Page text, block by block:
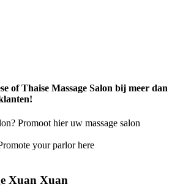
of Thaise Massage Salon bij meer dan
Promoot hier uw massage salon
your parlor here
Xuan Xuan